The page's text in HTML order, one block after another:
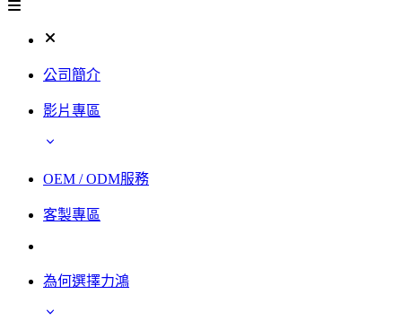
公司簡介
影片專區
OEM / ODM服務
客製專區
為何選擇力鴻